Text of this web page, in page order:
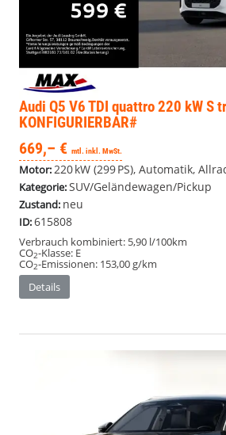
Audi Q5 V6 TDI quattro 220 kW S
KONFIGURIERBAR#
669,– € mtl. inkl. MwSt.
Motor:220 kW (299 PS), Automatik,
Kategorie:SUV/Geländewagen/Pickup
Zustand: neu
ID:615808
Verbrauch kombiniert: 5,90 l/100km
CO2-Klasse: E
CO2-Emissionen: 153,00 g/km
Details